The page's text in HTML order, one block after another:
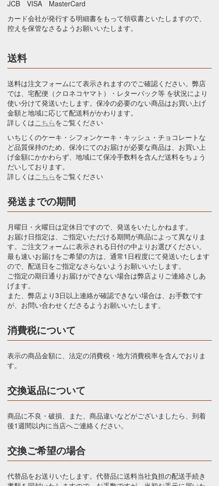
JCB VISA MasterCard
カード会社が発行する明細書をもって領収書といたしますので、
控えを保管なさるようお願いいたします。
送料
送料は注文フォームにて表示されますのでご確認ください。弊店
では、宅配便（クロネコヤマト）・レターパック等 を状況により
使い分けて発送いたします。保冷の必要のない商品はお買い上げ
金額と地域に応じて配送料がかわります。
詳しくはこちらをご覧ください
いちじくのケーキ・シフォンケーキ・キッシュ・チョコレートな
ど品質保持のため、保冷にてのお届けが必要な商品は、お買い上
げ金額にかかわらず、地域にて保冷手数料を含んだ送料をちょう
だいしております。
詳しくはこちらをご覧ください
発送までの期間
月曜日・火曜日は定休日ですので、発送をいたしかねます。
お届け日指定は、ご指定いただける期間が商品によって異なりま
す。ご注文フォームに表示される日付の中よりお選びください。
最も速いお届けをご希望の方は、通常1日程度にて発送いたします
ので、配送日をご指定なさらないようお願いいたします。
ご指定の期日通りお届けができない場合は弊店よりご連絡さしあ
げます。
また、弊店より3日以上連絡が確認できない場合は、お手数です
が、お問い合わせくださるようお願いいたします。
消費税について
表示の商品金額に、法定の消費税・地方消費税率を含んでおりま
す。
交換返品について
商品に不良・破損、また、商品違いなどがございましたら、到着
後1週間以内に当店へご連絡ください。
交換ご希望の場合
代替品をお送りいたします。代替品に送料当社負担の配送手続き